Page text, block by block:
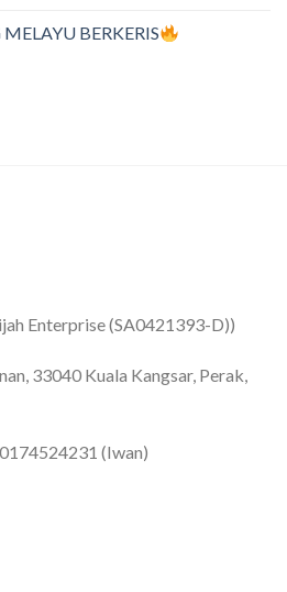
BERKERIS
Enterprise (SA0421393-D))
33040 Kuala Kangsar, Perak,
(Iwan)